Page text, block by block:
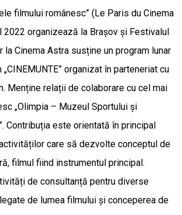
filmului românesc” (Le Paris du Cinema
2022 organizează la Brașov și Festivalul
la Cinema Astra susține un program lunar
organizat în parteneriat cu
Menține relații de colaborare cu cel mai
„Olimpia – Muzeul Sportului și
Contribuția este orientată în principal
care să dezvolte conceptul de
filmul fiind instrumentul principal.
de consultanță pentru diverse
de lumea filmului și conceperea de